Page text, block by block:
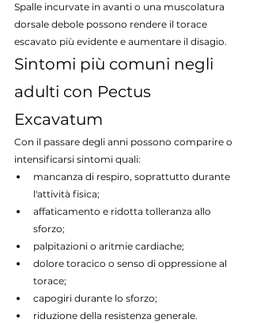
Spalle incurvate in avanti o una muscolatura
dorsale debole possono rendere il torace
escavato più evidente e aumentare il disagio.
Sintomi più comuni negli
adulti con Pectus
Excavatum
Con il passare degli anni possono comparire o
intensificarsi sintomi quali:
mancanza di respiro, soprattutto durante
l'attività fisica;
affaticamento e ridotta tolleranza allo
sforzo;
palpitazioni o aritmie cardiache;
dolore toracico o senso di oppressione al
torace;
capogiri durante lo sforzo;
riduzione della resistenza generale.